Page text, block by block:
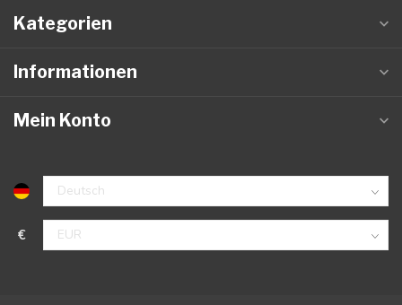
Kategorien
Informationen
Mein Konto
€